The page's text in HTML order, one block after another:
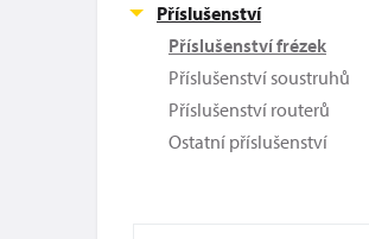
Příslušenství
Příslušenství frézek
Příslušenství soustruhů
Příslušenství routerů
Ostatní příslušenství